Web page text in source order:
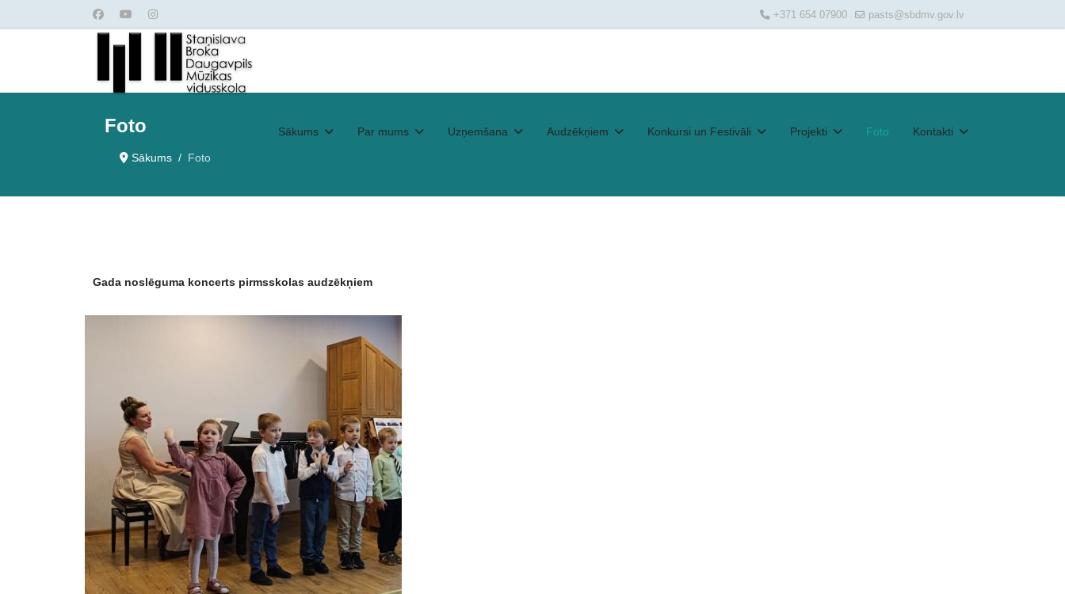
+371 654 07900 pasts@sbdmv.gov.lv
Sākums Par mums Uzņemšana Audzēkņiem Konkursi un Festivāli Projekti Foto Kontakti
Foto
Sākums Foto
Gada noslēguma koncerts pirmsskolas audzēkņiem